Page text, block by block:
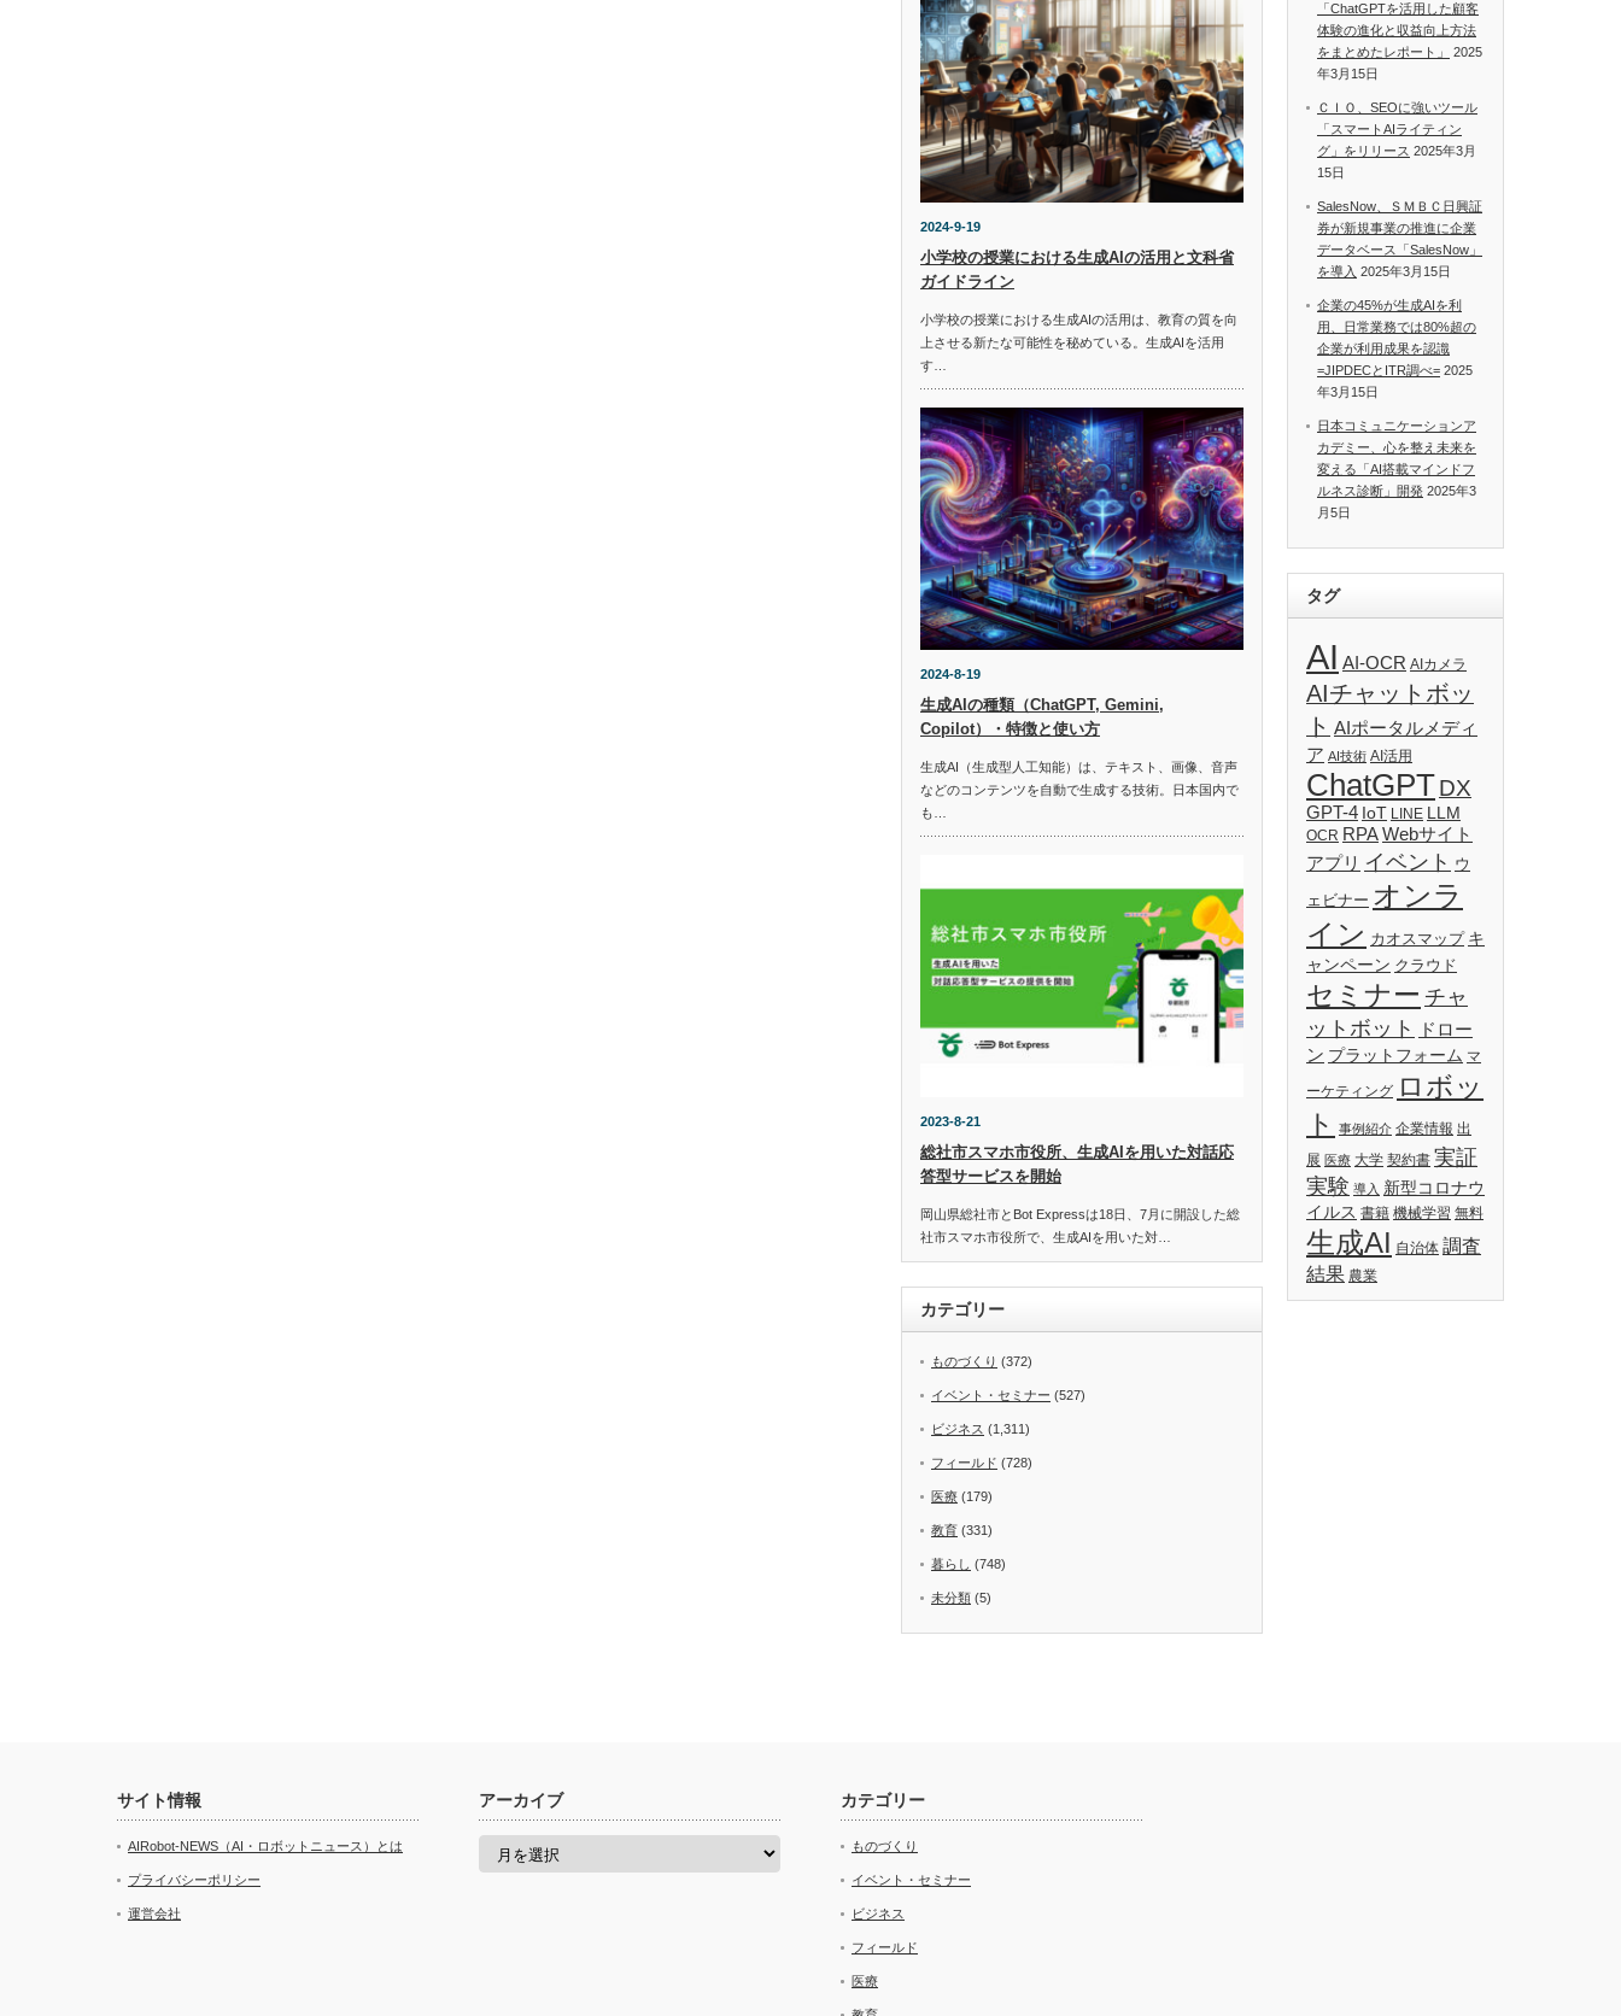
2024-9-19
小学校の授業における生成AIの活用と文科省
ガイドライン
小学校の授業における生成AIの活用は、教育の質を向
上させる新たな可能性を秘めている。生成AIを活用
す…
2024-8-19
生成AIの種類（ChatGPT, Gemini,
Copilot）・特徴と使い方
生成AI（生成型人工知能）は、テキスト、画像、音声
などのコンテンツを自動で生成する技術。日本国内で
も…
2023-8-21
総社市スマホ市役所、生成AIを用いた対話応
答型サービスを開始
岡山県総社市とBot Expressは18日、7月に開設した総
社市スマホ市役所で、生成AIを用いた対…
カテゴリー
ものづくり (372)
イベント・セミナー (527)
ビジネス (1,311)
フィールド (728)
医療 (179)
教育 (331)
暮らし (748)
未分類 (5)
「ChatGPTを活用した顧客
体験の進化と収益向上方法
をまとめたレポート」
2025
年3月15日
ＣＩＯ、SEOに強いツール
「スマートAIライティン
グ」をリリース 2025年3月
15日
SalesNow、ＳＭＢＣ日興証
券が新規事業の推進に企業
データベース「SalesNow」
を導入 2025年3月15日
企業の45%が生成AIを利
用、日常業務では80%超の
企業が利用成果を認識
=JIPDECとITR調べ= 2025
年3月15日
日本コミュニケーションア
カデミー、心を整え未来を
変える「AI搭載マインドフ
ルネス診断」開発 2025年3
月5日
タグ
AI AI-OCR AIカメラ
AIチャットボッ
ト AIポータルメディ
ア AI技術 AI活用
ChatGPTDX
GPT-4 IoT LINE LLM
OCR RPAWebサイト
アプリ イベント ウ
ェビナー オンラ
イン カオスマップ キ
ャンペーン クラウド
セミナー チャ
ットボット
ドロー
ン プラットフォーム マ
ーケティング ロボッ
ト
事例紹介 企業情報 出
展 医療 大学 契約書 実証
実験 導入 新型コロナウ
イルス 書籍 機械学習 無料
生成AI 自治体 調査
結果 農業
サイト情報
AIRobot-NEWS（AI・ロボットニュース）とは
プライバシーポリシー
運営会社
アーカイブ
ア
カテゴリー
ものづくり
イベント・セミナー
ビジネス
フィールド
医療